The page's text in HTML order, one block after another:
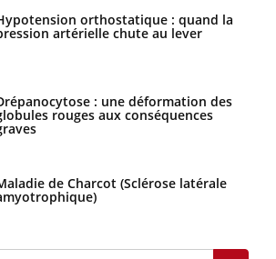
orthostatique : quand la
artérielle chute au lever
: une déformation des
rouges aux conséquences
de Charcot (Sclérose latérale